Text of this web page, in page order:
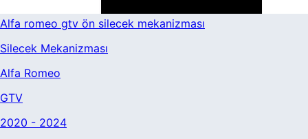
Alfa romeo gtv ön silecek mekanizması
Silecek Mekanizması
Alfa Romeo
GTV
2020 - 2024